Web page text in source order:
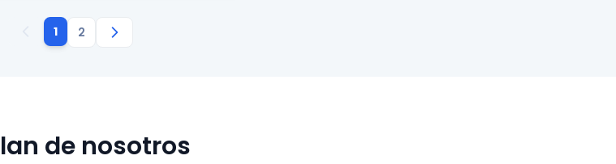
1 2
de nosotros